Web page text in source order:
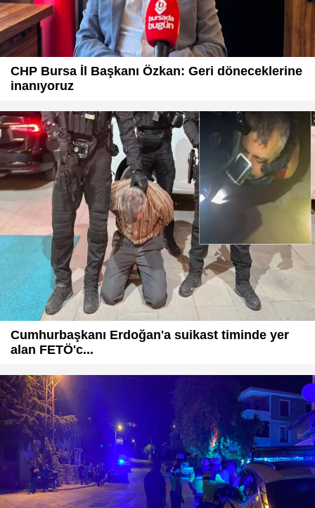
CHP Bursa İl Başkanı Özkan: Geri döneceklerine
inanıyoruz
Cumhurbaşkanı Erdoğan'a suikast timinde yer
alan FETÖ'c...